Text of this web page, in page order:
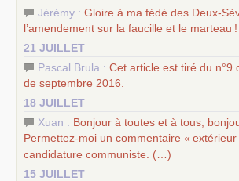
Jérémy : Gloire à ma fédé des Deux-
l’amendement sur la faucille et le marteau !
21 JUILLET
Pascal Brula : Cet article est tiré du n°9
de septembre 2016.
18 JUILLET
Xuan : Bonjour à toutes et à tous,
Permettez-moi un commentaire « extérieur
candidature communiste. (…)
15 JUILLET